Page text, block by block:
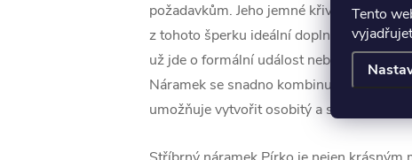
Tento
požadavkům. Jeho jemné křivky a
z tohoto šperku ideální doplněk pro
už jde o formální událost nebo neformální
Náramek se snadno kombinuje s dalšími
umožňuje vytvořit osobitý a stylový vzhled.